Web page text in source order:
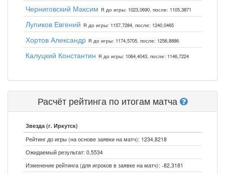
Черниговский Максим R до игры: 1023,0690, после: 1105,3871
Лупиков Евгений R до игры: 1157,7284, после: 1240,0465
Хортов Александр R до игры: 1174,5705, после: 1256,8886
Калуцкий Константин R до игры: 1064,4043, после: 1146,7224
Расчёт рейтинга по итогам матча
Звезда (г. Иркутск)
Рейтинг до игры (на основе заявки на матч): 1234,8218
Ожидаемый результат: 0,5534
Изменение рейтинга (для игроков в заявке на матч): -82,3181